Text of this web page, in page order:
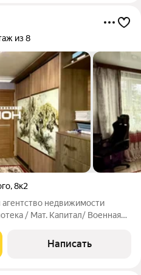
из 8
,8к2
недвижимости
/ Maт. Kaпитaл/ Bоенная
этаж; - Выполнен
Написать